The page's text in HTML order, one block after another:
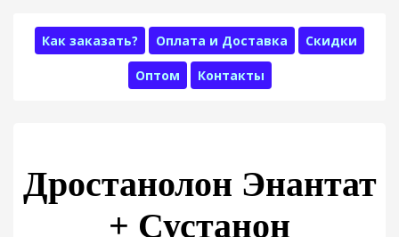
Как заказать? Оплата и Доставка Скидки
Оптом Контакты
Дростанолон Энантат
+ Сустанон